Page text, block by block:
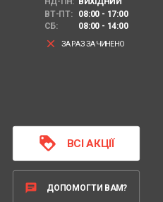
ВТ-ПТ:
08:00 - 17:00
СБ:
08:00 - 14:00
clear ЗАРАЗ ЗАЧИНЕНО
loyalty ВСІ АКЦІЇ
chat ДОПОМОГТИ ВАМ?